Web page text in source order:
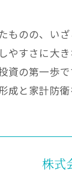
ものの、い
やすさに大
資の第一歩
成と家計防衛
株式